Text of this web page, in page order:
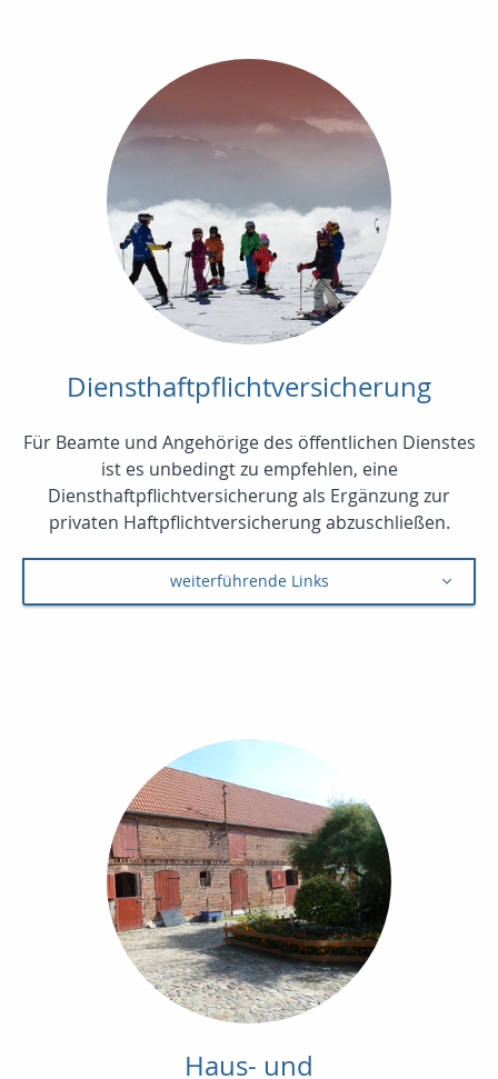
Diensthaftpflichtversicherung
Für Beamte und Angehörige des öffentlichen Dienstes
ist es unbedingt zu empfehlen, eine
Diensthaftpflichtversicherung als Ergänzung zur
privaten Haftpflichtversicherung abzuschließen.
weiterführende Links
Haus- und